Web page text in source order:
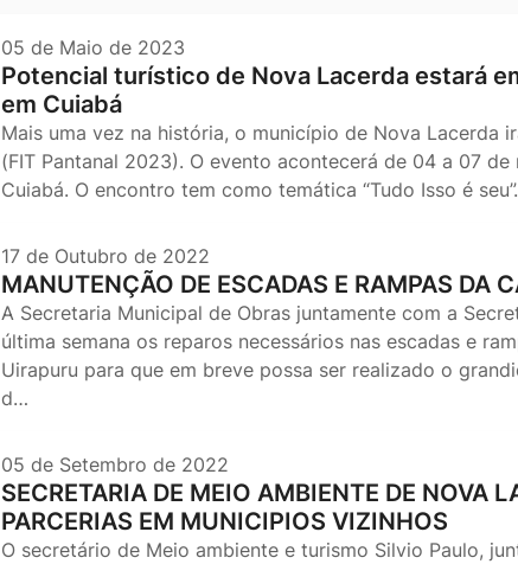
05 de Maio de 2023
Potencial turístico de Nova Lacerda estará
em Cuiabá
Mais uma vez na história, o município de Nova Lacerda
(FIT Pantanal 2023). O evento acontecerá de 04 a 07
Cuiabá. O encontro tem como temática “Tudo Isso é
17 de Outubro de 2022
MANUTENÇÃO DE ESCADAS E RAMPAS DA
A Secretaria Municipal de Obras juntamente com a
última semana os reparos necessários nas escadas e
Uirapuru para que em breve possa ser realizado o
d…
05 de Setembro de 2022
SECRETARIA DE MEIO AMBIENTE DE NOVA
PARCERIAS EM MUNICIPIOS VIZINHOS
O secretário de Meio ambiente e turismo Silvio Paulo,